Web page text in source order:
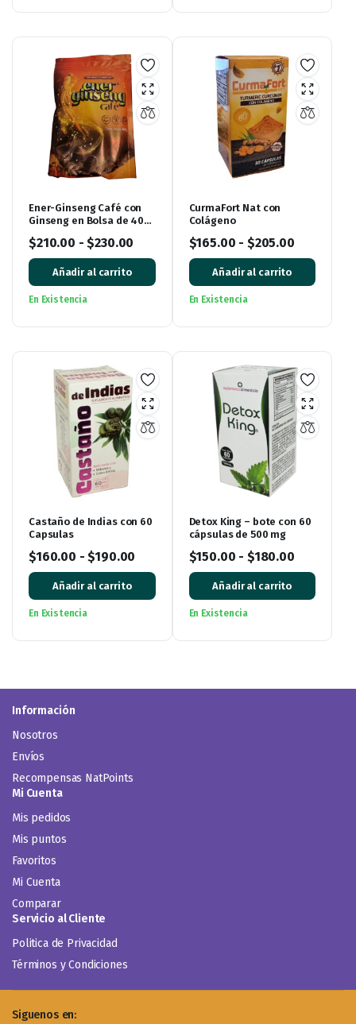
Ener-Ginseng Café con
Ginseng en Bolsa de 400
$210.00 - $230.00
Añadir al carrito
En Existencia
CurmaFort Nat con
Colágeno
$165.00 - $205.00
Añadir al carrito
En Existencia
Castaño de Indias con 60
Capsulas
$160.00 -$190.00
Añadir al carrito
En Existencia
Detox King – bote con 60
cápsulas de 500 mg
$150.00 - $180.00
Añadir al carrito
En Existencia
Información
Nosotros
Envíos
Recompensas NatPoints
Mi Cuenta
Mis pedidos
Mis puntos
Favoritos
Mi Cuenta
Comparar
Servicio al Cliente
Politica de Privacidad
Términos y Condiciones
Siguenos en: